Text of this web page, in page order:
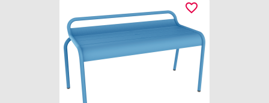
favorite_border